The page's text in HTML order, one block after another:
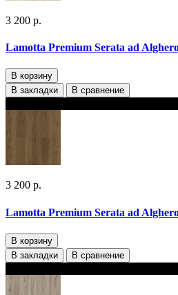
3 200 р.
Lamotta Premium Serata ad
В корзину
В закладки
В сравнение
3 200 р.
Lamotta Premium Serata ad
В корзину
В закладки
В сравнение